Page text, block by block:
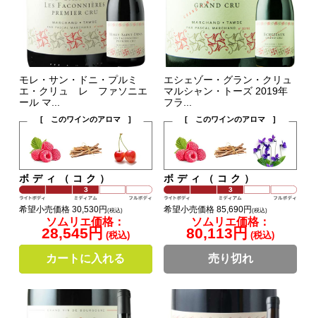
モレ・サン・ドニ・プルミ
エ・クリュ レ ファソニエ
ール マ...
[ このワインのアロマ ]
ボディ（コク）
希望小売価格 30,530円 (税込)
ソムリエ価格：
28,545円 (税込)
カートに入れる
エシェゾー・グラン・クリュ
マルシャン・トーズ 2019年
フラ...
[ このワインのアロマ ]
ボディ（コク）
希望小売価格 85,690円(税込)
ソムリエ価格：
80,113円 (税込)
売り切れ